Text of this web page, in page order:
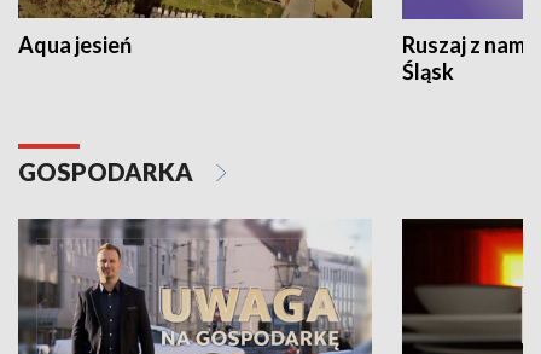
Aqua jesień
Ruszaj z
Śląsk
GOSPODARKA